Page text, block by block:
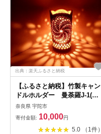
出典：楽天ふるさと納税
【ふるさと納税】竹製キャン
ドルホルダー 曼荼羅J-1(表
皮焦がしタイプ)／竹あかり
癒し おうち時間 キャンプ
奈良県 宇陀市
寄付金額: 10,000円
5.0 （1件）